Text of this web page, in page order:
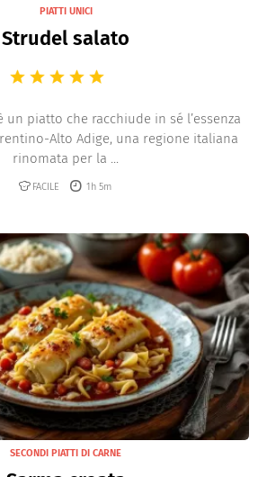
PIATTI UNICI
Strudel salato
un piatto che racchiude in sé l’essenza
Alto Adige, una regione italiana
rinomata per la ...
FACILE 1h 5m
SECONDI PIATTI DI CARNE